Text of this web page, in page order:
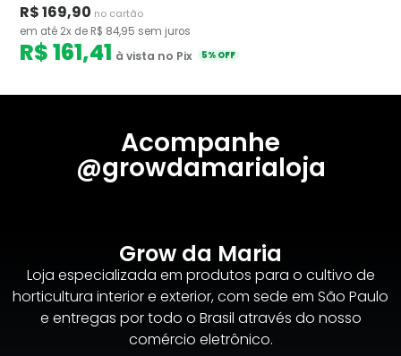
R$ 169,90 no cartão
em até 2x de R$ 84,95 sem juros
R$ 161,41 à vista no Pix 5% OFF
Acompanhe
@growdamarialoja
Grow da Maria
Loja especializada em produtos para o cultivo de
horticultura interior e exterior, com sede em São Paulo
e entregas por todo o Brasil através do nosso
comércio eletrônico.